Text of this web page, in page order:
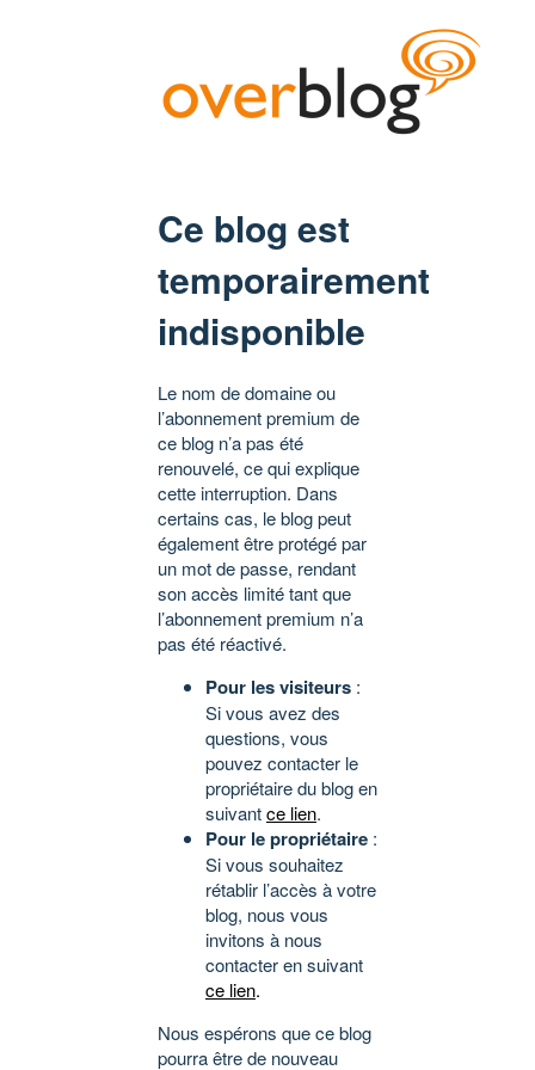
Ce blog est
temporairement
indisponible
Le nom de domaine ou
l’abonnement premium de
ce blog n’a pas été
renouvelé, ce qui explique
cette interruption. Dans
certains cas, le blog peut
également être protégé par
un mot de passe, rendant
son accès limité tant que
l’abonnement premium n’a
pas été réactivé.
Pour les visiteurs :
Si vous avez des
questions, vous
pouvez contacter le
propriétaire du blog en
suivantce lien.
Pour le propriétaire :
Si vous souhaitez
rétablir l’accès à votre
blog, nous vous
invitons à nous
contacter en suivant
ce lien.
Nous espérons que ce blog
pourra être de nouveau